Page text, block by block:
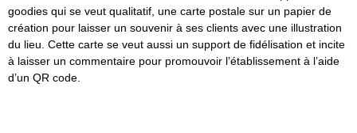
goodies qui se veut qualitatif, une carte postale sur un papier de
création pour laisser un souvenir à ses clients avec une illustration
du lieu. Cette carte se veut aussi un support de fidélisation et incite
à laisser un commentaire pour promouvoir l’établissement à l’aide
d’un QR code.